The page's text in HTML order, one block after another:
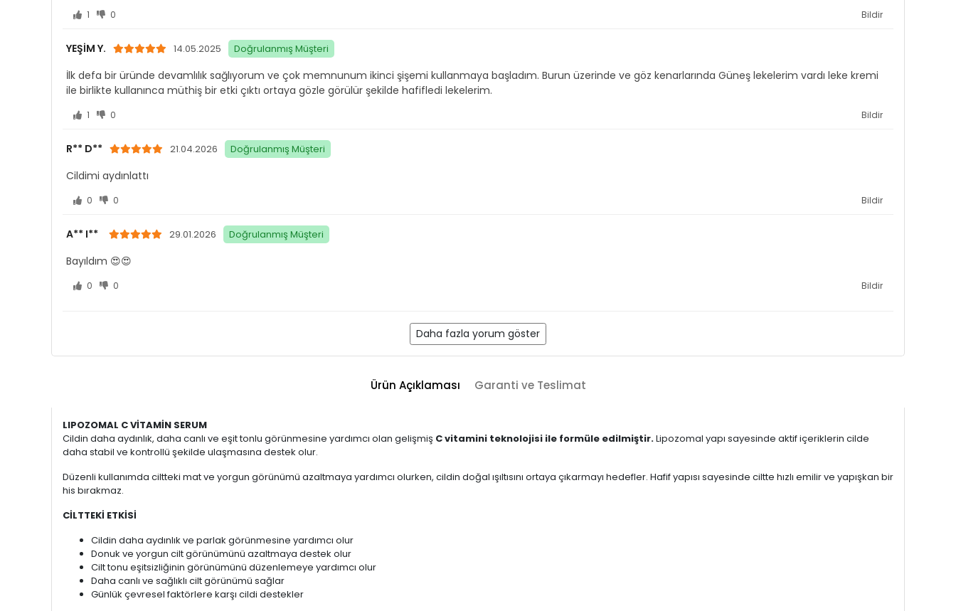
1 0 Bildir
YEŞİM Y. 14.05.2025 Doğrulanmış Müşteri
İlk defa bir üründe devamlılık sağlıyorum ve çok memnunum ikinci şişemi kullanmaya başladım. Burun üzerinde ve göz kenarlarında Güneş lekelerim vardı leke kremi
ile birlikte kullanınca müthiş bir etki çıktı ortaya gözle görülür şekilde hafifledi lekelerim.
1 0 Bildir
R** D** 21.04.2026 Doğrulanmış Müşteri
Cildimi aydınlattı
0 0 Bildir
A** I** 29.01.2026 Doğrulanmış Müşteri
Bayıldım 😍😍
0 0 Bildir
Daha fazla yorum göster
Ürün Açıklaması Garanti ve Teslimat
LIPOZOMAL C VİTAMİN SERUM
Cildin daha aydınlık, daha canlı ve eşit tonlu görünmesine yardımcı olan gelişmiş C vitamini teknolojisi ile formüle edilmiştir.Lipozomal yapı sayesinde aktif içeriklerin cilde
daha stabil ve kontrollü şekilde ulaşmasına destek olur.
Düzenli kullanımda ciltteki mat ve yorgun görünümü azaltmaya yardımcı olurken, cildin doğal ışıltısını ortaya çıkarmayı hedefler. Hafif yapısı sayesinde ciltte hızlı emilir ve yapışkan bir
his bırakmaz.
CİLTTEKİ ETKİSİ
Cildin daha aydınlık ve parlak görünmesine yardımcı olur
Donuk ve yorgun cilt görünümünü azaltmaya destek olur
Cilt tonu eşitsizliğinin görünümünü düzenlemeye yardımcı olur
Daha canlı ve sağlıklı cilt görünümü sağlar
Günlük çevresel faktörlere karşı cildi destekler